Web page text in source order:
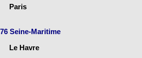
Paris
76 Seine-Maritime
Le Havre